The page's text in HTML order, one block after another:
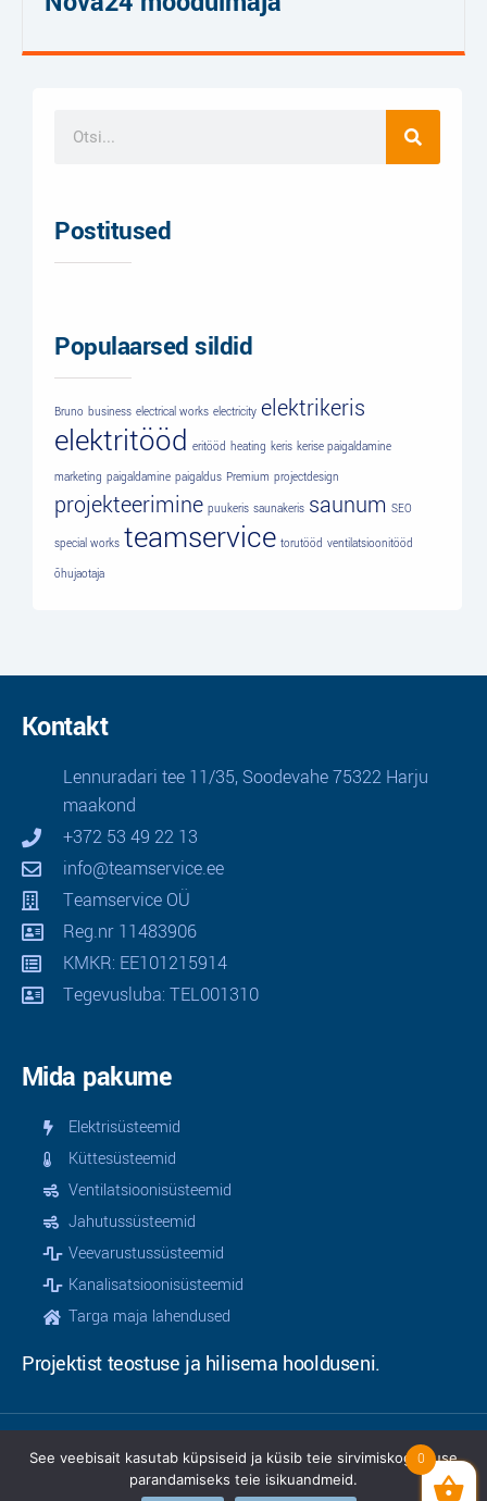
Postitused
Populaarsed sildid
Bruno business electrical works electricity elektrikeris
elektritööd eritööd heating keris kerise paigaldamine
marketing paigaldamine paigaldus Premium projectdesign
projekteerimine puukeris saunakeris saunum SEO
special works teamservice torutööd ventilatsioonitööd
õhujaotaja
Kontakt
Lennuradari tee 11/35, Soodevahe 75322 Harju
maakond
+372 53 49 22 13
info@teamservice.ee
Teamservice OÜ
Reg.nr 11483906
KMKR: EE101215914
Tegevusluba: TEL001310
Mida pakume
Elektrisüsteemid
Küttesüsteemid
Ventilatsioonisüsteemid
Jahutussüsteemid
Veevarustussüsteemid
Kanalisatsioonisüsteemid
Targa maja lahendused
Projektist teostuse ja hilisema hoolduseni.
© 2025 | Teamservice OÜ | Kõik õigused kaitstud |
Privaatsusinfo|Müügitingimused
0
See veebisait kasutab küpsiseid ja küsib teie sirvimiskogemuse
parandamiseks teie isikuandmeid.